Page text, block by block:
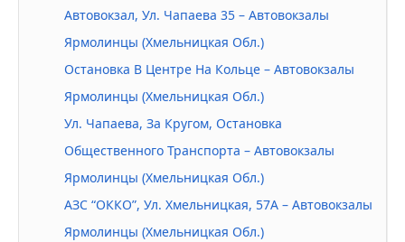
Автовокзал, Ул. Чапаева 35 – Автовокзалы
Ярмолинцы (Хмельницкая Обл.)
Остановка В Центре На Кольце – Автовокзалы
Ярмолинцы (Хмельницкая Обл.)
Ул. Чапаева, За Кругом, Остановка
Общественного Транспорта – Автовокзалы
Ярмолинцы (Хмельницкая Обл.)
АЗС “ОККО”, Ул. Хмельницкая, 57А – Автовокзалы
Ярмолинцы (Хмельницкая Обл.)